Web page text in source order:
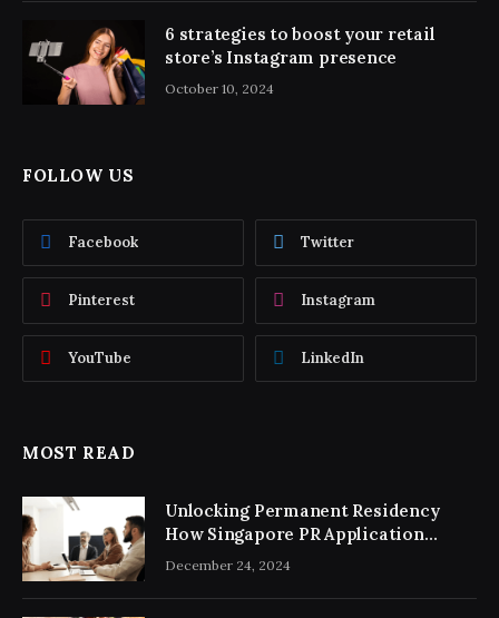
6 strategies to boost your retail
store’s Instagram presence
October 10, 2024
FOLLOW US
Facebook Twitter
Pinterest Instagram
YouTube LinkedIn
MOST READ
Unlocking Permanent Residency
How Singapore PR Application
Consultancy Simplifies the Process
December 24, 2024